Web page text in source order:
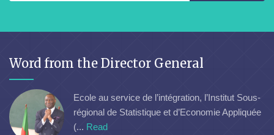
Word from the Director General
Ecole au service de l’intégration, l’Institut Sous-
régional de Statistique et d’Economie Appliquée
(... Read